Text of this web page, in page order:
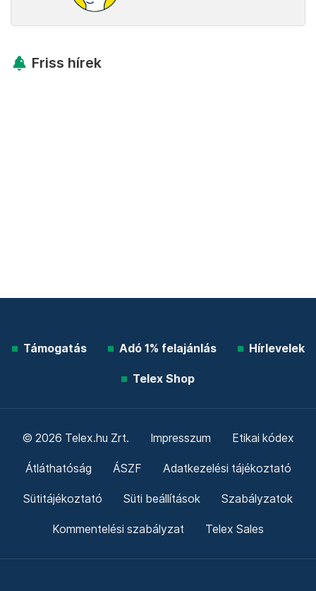
Friss hírek
Támogatás Adó 1% felajánlás Hírlevelek
Telex Shop
© 2026 Telex.hu Zrt. Impresszum Etikai kódex
Átláthatóság ÁSZF Adatkezelési tájékoztató
Sütitájékoztató Süti beállítások Szabályzatok
Kommentelési szabályzat Telex Sales